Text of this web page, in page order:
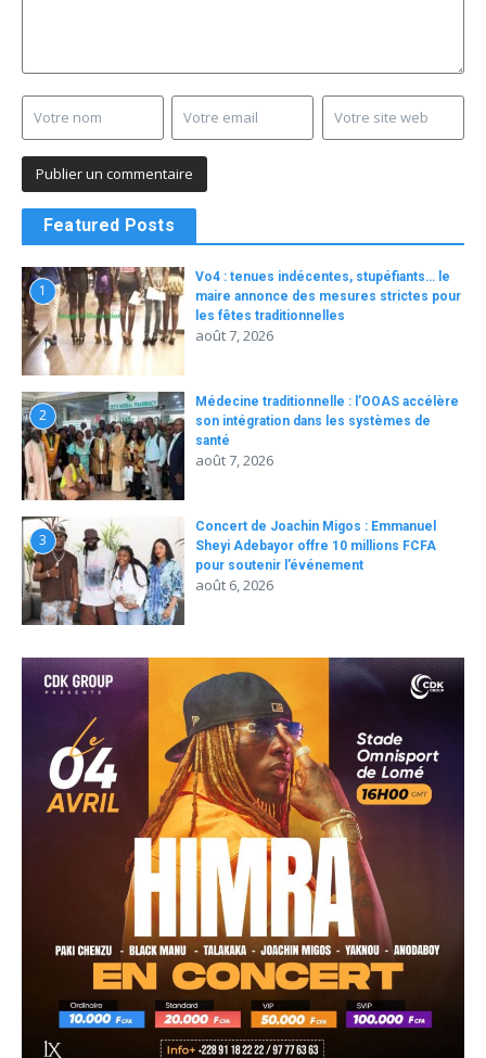
Featured Posts
1
Vo4 : tenues indécentes, stupéfiants… le
maire annonce des mesures strictes pour
les fêtes traditionnelles
août 7, 2026
2
Médecine traditionnelle : l’OOAS accélère
son intégration dans les systèmes de
santé
août 7, 2026
3
Concert de Joachin Migos : Emmanuel
Sheyi Adebayor offre 10 millions FCFA
pour soutenir l’événement
août 6, 2026